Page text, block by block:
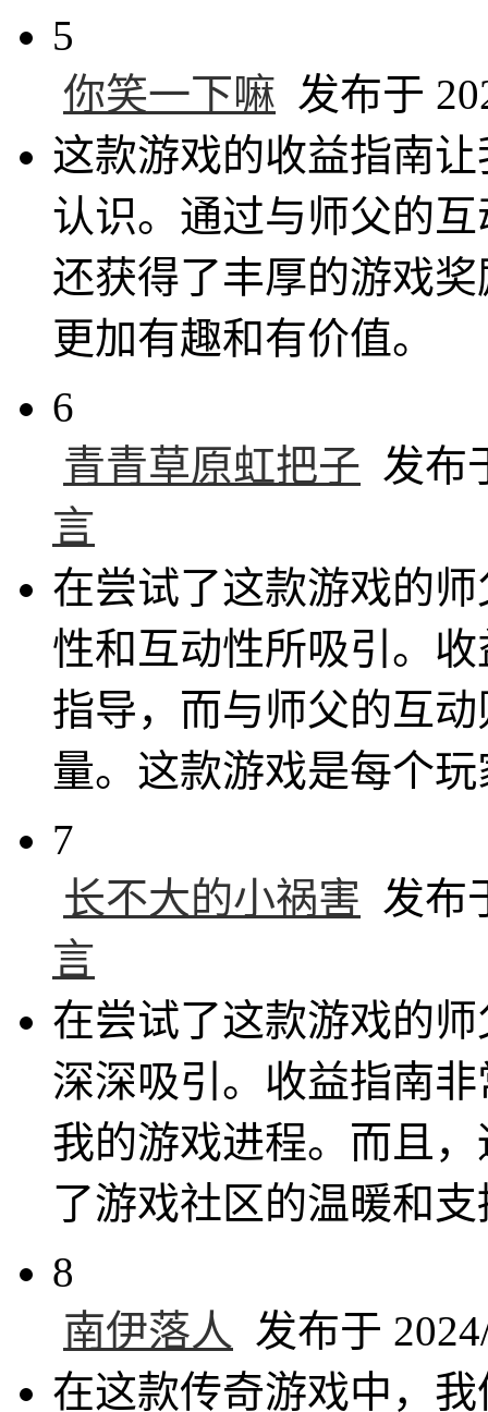
5
你笑一下嘛 发布于
这款游戏的收益指南
认识。通过与师父的
还获得了丰厚的游戏
更加有趣和有价值。
6
青青草原虹把子 发布
言
在尝试了这款游戏的
性和互动性所吸引。
指导，而与师父的互
量。这款游戏是每个
7
长不大的小祸害 发布
言
在尝试了这款游戏的
深深吸引。收益指南
我的游戏进程。而且
了游戏社区的温暖和
8
南伊落人
发布于
在这款传奇游戏中，